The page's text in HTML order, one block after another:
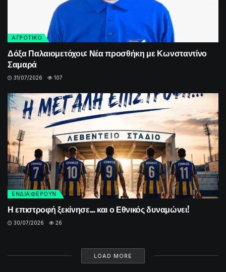
ΑΓΡΟΤΙΚΟ
Δόξα Παλαιομετόχου: Νέα προσθήκη με Κωνσταντίνο
Σαμαρά
31/07/2026 107
ΕΝΔΙΑΦΕΡΟΥΝ
Η επιστροφή ξεκίνησε… και ο Εθνικός δυναμώνει!
30/07/2026 26
LOAD MORE